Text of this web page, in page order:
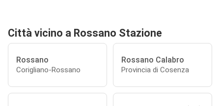
Città vicino a Rossano Stazione
Rossano
Corigliano-Rossano
Rossano Calabro
Provincia di Cosenza